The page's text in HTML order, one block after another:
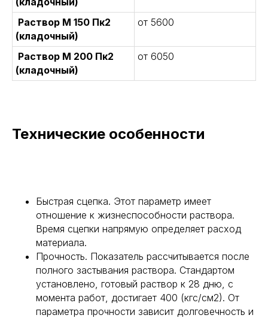
Раствор М 150 Пк2
(кладочный)
от 5600
Раствор М 200 Пк2
(кладочный)
от 6050
Технические особенности
Быстрая сцепка. Этот параметр имеет
отношение к жизнеспособности раствора.
Время сцепки напрямую определяет расход
материала.
Прочность. Показатель рассчитывается после
полного застывания раствора. Стандартом
установлено, готовый раствор к 28 дню, с
момента работ, достигает 400 (кгс/см2). От
параметра прочности зависит долговечность и